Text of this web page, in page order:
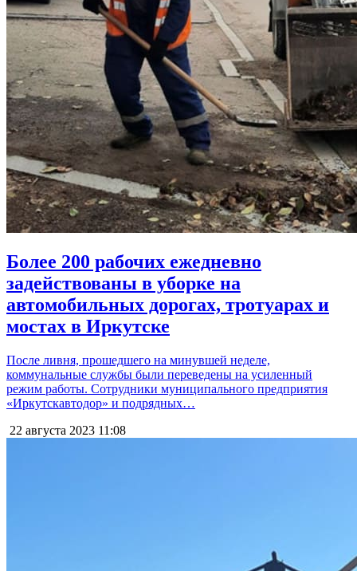
Более 200 рабочих ежедневно
задействованы в уборке на
автомобильных дорогах, тротуарах и
мостах в Иркутске
После ливня, прошедшего на минувшей неделе,
коммунальные службы были переведены на усиленный
режим работы. Сотрудники муниципального предприятия
«Иркутскавтодор» и подрядных…
22 августа 2023 11:08